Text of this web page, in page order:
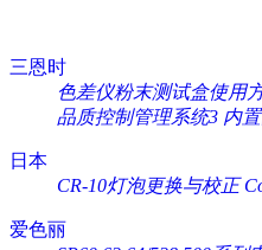
三恩时
色差仪粉末测试盒使用
品质控制管理系统3 内
日本
CR-10灯泡更换与校正
爱色丽